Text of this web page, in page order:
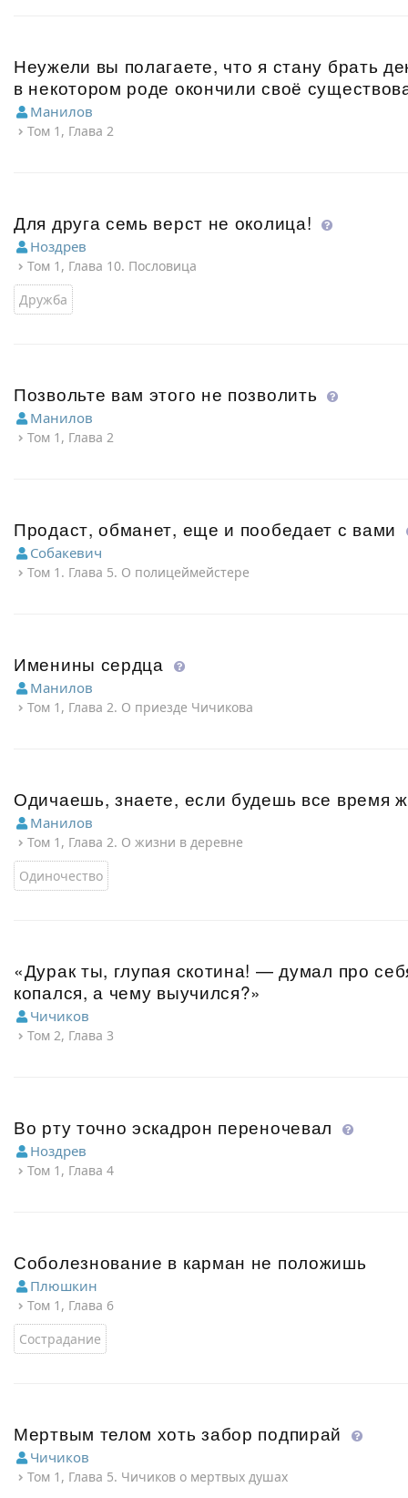
Неужели вы полагаете, что я стану брать
в некотором роде окончили своё
Манилов
Том 1, Глава 2
Для друга семь верст не околица!
Ноздрев
Том 1, Глава 10. Пословица
Дружба
Позвольте вам этого не позволить
Манилов
Том 1, Глава 2
Продаст, обманет, еще и пообедает с вами
Собакевич
Том 1. Глава 5. О полицеймейстере
Именины сердца
Манилов
Том 1, Глава 2. О приезде Чичикова
Одичаешь, знаете, если будешь все время
Манилов
Том 1, Глава 2. О жизни в деревне
Одиночество
«Дурак ты, глупая скотина! — думал про
копался, а чему выучился?»
Чичиков
Том 2, Глава 3
Во рту точно эскадрон переночевал
Ноздрев
Том 1, Глава 4
Соболезнование в карман не положишь
Плюшкин
Том 1, Глава 6
Сострадание
Мертвым телом хоть забор подпирай
Чичиков
Том 1, Глава 5. Чичиков о мертвых душах